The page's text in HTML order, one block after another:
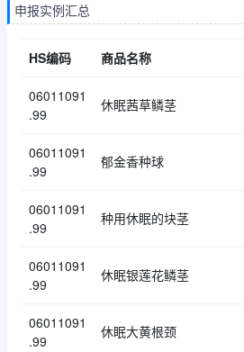
申报实例汇总
HS编码 商品名称
06011091
.99
休眠茜草鳞茎
06011091
.99
郁金香种球
06011091
.99
种用休眠的块茎
06011091
.99
休眠银莲花鳞茎
06011091
.99
休眠大黄根颈